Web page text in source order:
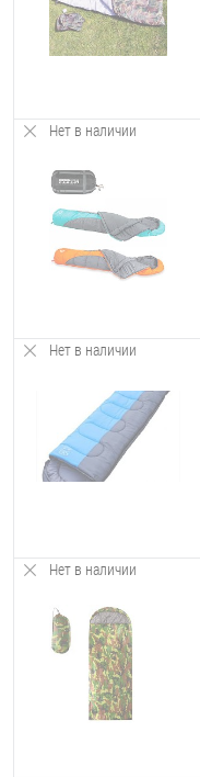
Нет в наличии
Нет в наличии
Нет в наличии